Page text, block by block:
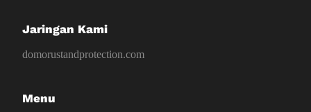
Jaringan Kami
domorustandprotection.com
Menu